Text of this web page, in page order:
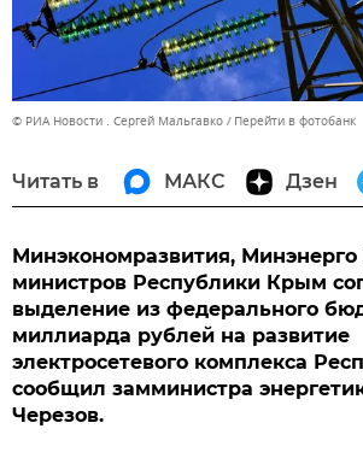
© РИА Новости . Сергей Мальгавко Перейти в фотобанк
Читать в МАКС Дзен
Минэкономразвития, Минэнерго
министров Республики Крым
выделение из федерального
миллиарда рублей на развитие
электросетевого комплекса
сообщил замминистра
Черезов.